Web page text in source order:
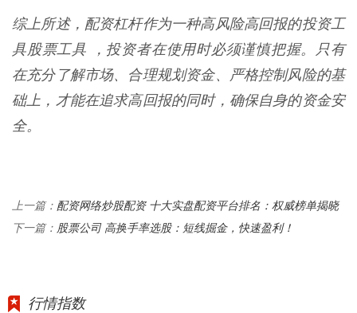
综上所述，配资杠杆作为一种高风险高回报的投资工
具股票工具 ，投资者在使用时必须谨慎把握。只有
在充分了解市场、合理规划资金、严格控制风险的基
础上，才能在追求高回报的同时，确保自身的资金安
全。
上一篇： 配资网络炒股配资 十大实盘配资平台排名：权威榜单揭晓
下一篇： 股票公司 高换手率选股：短线掘金，快速盈利！
行情指数